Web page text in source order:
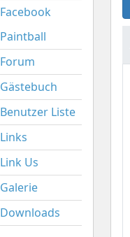
Facebook
Paintball
Forum
Gästebuch
Benutzer Liste
Links
Link Us
Galerie
Downloads